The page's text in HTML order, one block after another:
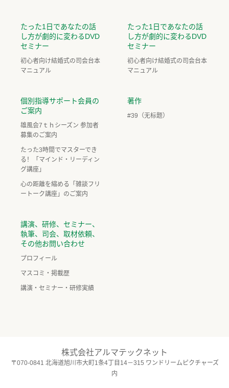
たった1日であなたの話
し方が劇的に変わるDVD
セミナー
初心者向け結婚式の司会台本
マニュアル
たった1日であなたの話
し方が劇的に変わるDVD
セミナー
初心者向け結婚式の司会台本
マニュアル
個別指導サポート会員の
ご案内
雄風会7ｔｈシーズン 参加者
募集のご案内
たった3時間でマスターでき
る！「マインド・リーディン
グ講座」
心の距離を縮める「雑談フリ
ートーク講座」のご案内
著作
#39（无标题）
講演、研修、セミナー、
執筆、司会、取材依頼、
その他お問い合わせ
プロフィール
マスコミ・掲載歴
講演・セミナー・研修実績
株式会社アルマテックネット
〒070-0841 北海道旭川市大町1条4丁目14－315 ワンドリームピクチャーズ
内